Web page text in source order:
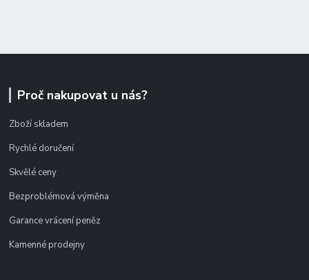
Proč nakupovat u nás?
Zboží skladem
Rychlé doručení
Skvělé ceny
Bezproblémová výměna
Garance vrácení peněz
Kamenné prodejny